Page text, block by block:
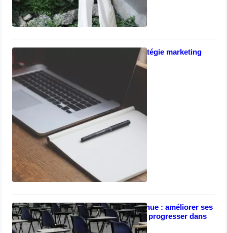
Les clés d’une stratégie marketing
La formation continue : améliorer ses
compétences pour progresser dans
sa carrière